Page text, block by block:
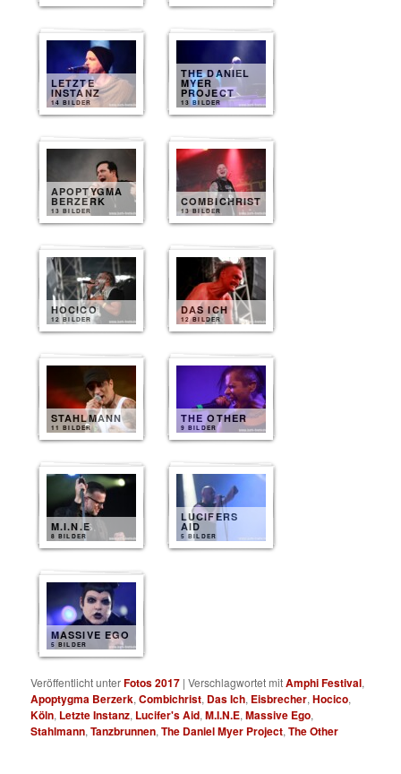
LETZTE
INSTANZ
14 BILDER
THE DANIEL
MYER
PROJECT
13 BILDER
APOPTYGMA
BERZERK
13 BILDER
COMBICHRIST
13 BILDER
HOCICO
12 BILDER
DAS ICH
12 BILDER
STAHLMANN
11 BILDER
THE OTHER
9 BILDER
M.I.N.E
8 BILDER
LUCIFERS
AID
5 BILDER
MASSIVE EGO
5 BILDER
Veröffentlicht unterFotos 2017 |Verschlagwortet mitAmphi Festival,
Apoptygma Berzerk,Combichrist, Das Ich, Eisbrecher,Hocico,
Köln, Letzte Instanz, Lucifer's Aid,M.I.N.E,Massive Ego,
Stahlmann,Tanzbrunnen,The Daniel Myer Project,The Other